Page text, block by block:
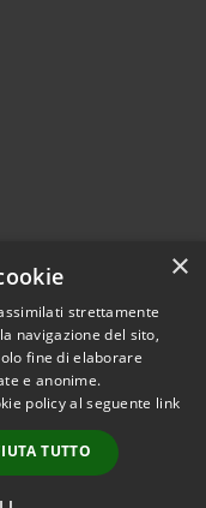
© 2026 • Comune di
Forlì • Powered by
•Accesso
redazione
×
strettamente
navigazione del sito,
fine di elaborare
e anonime.
policy al seguente link
TUTTO